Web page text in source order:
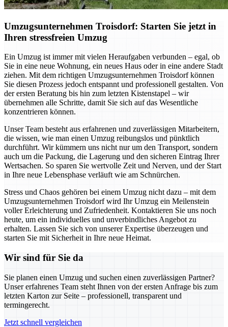
Umzugsunternehmen Troisdorf: Starten Sie jetzt in
Ihren stressfreien Umzug
Ein Umzug ist immer mit vielen Heraufgaben verbunden – egal, ob
Sie in eine neue Wohnung, ein neues Haus oder in eine andere Stadt
ziehen. Mit dem richtigen Umzugsunternehmen Troisdorf können
Sie diesen Prozess jedoch entspannt und professionell gestalten. Von
der ersten Beratung bis hin zum letzten Kistenstapel – wir
übernehmen alle Schritte, damit Sie sich auf das Wesentliche
konzentrieren können.
Unser Team besteht aus erfahrenen und zuverlässigen Mitarbeitern,
die wissen, wie man einen Umzug reibungslos und pünktlich
durchführt. Wir kümmern uns nicht nur um den Transport, sondern
auch um die Packung, die Lagerung und den sicheren Eintrag Ihrer
Wertsachen. So sparen Sie wertvolle Zeit und Nerven, und der Start
in Ihre neue Lebensphase verläuft wie am Schnürchen.
Stress und Chaos gehören bei einem Umzug nicht dazu – mit dem
Umzugsunternehmen Troisdorf wird Ihr Umzug ein Meilenstein
voller Erleichterung und Zufriedenheit. Kontaktieren Sie uns noch
heute, um ein individuelles und unverbindliches Angebot zu
erhalten. Lassen Sie sich von unserer Expertise überzeugen und
starten Sie mit Sicherheit in Ihre neue Heimat.
Wir sind für Sie da
Sie planen einen Umzug und suchen einen zuverlässigen Partner?
Unser erfahrenes Team steht Ihnen von der ersten Anfrage bis zum
letzten Karton zur Seite – professionell, transparent und
termingerecht.
Jetzt schnell vergleichen